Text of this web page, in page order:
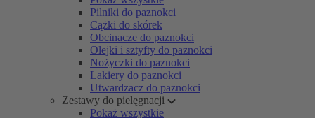
Pilniki do paznokci
Cążki do skórek
Obcinacze do paznokci
Olejki i sztyfty do paznokci
Nożyczki do paznokci
Lakiery do paznokci
Utwardzacz do paznokci
Zestawy do pielęgnacji
Pokaż wszystkie